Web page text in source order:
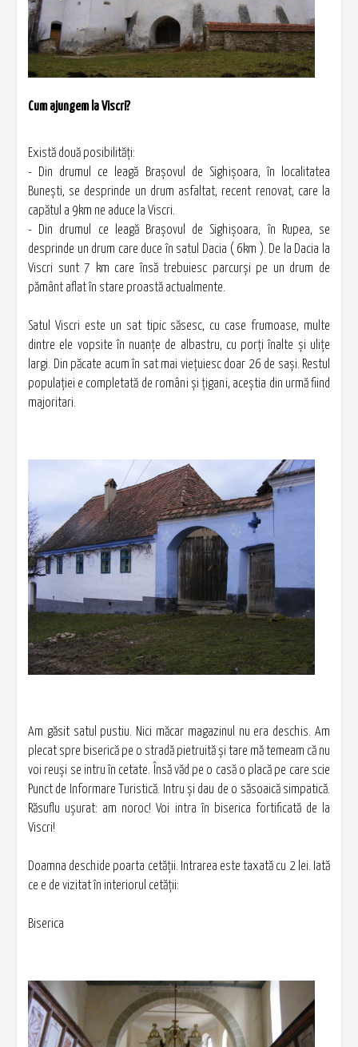
Cum ajungem la Viscri?
Există două posibilităţi:
- Din drumul ce leagă Brașovul de Sighişoara, în localitatea
Buneşti, se desprinde un drum asfaltat, recent renovat, care la
capătul a 9km ne aduce la Viscri.
- Din drumul ce leagă Brașovul de Sighişoara, în Rupea, se
desprinde un drum care duce în satul Dacia ( 6km ). De la Dacia la
Viscri sunt 7 km care însă trebuiesc parcurşi pe un drum de
pământ aflat în stare proastă actualmente.
Satul Viscri este un sat tipic săsesc, cu case frumoase, multe
dintre ele vopsite în nuanţe de albastru, cu porţi înalte şi uliţe
largi. Din păcate acum în sat mai vieţuiesc doar 26 de saşi. Restul
populaţiei e completată de români şi ţigani, aceştia din urmă fiind
majoritari.
Am găsit satul pustiu. Nici măcar magazinul nu era deschis. Am
plecat spre biserică pe o stradă pietruită şi tare mă temeam că nu
voi reuşi se intru în cetate. Însă văd pe o casă o placă pe care scie
Punct de Informare Turistică. Intru şi dau de o săsoaică simpatică.
Răsuflu uşurat: am noroc! Voi intra în biserica fortificată de la
Viscri!
Doamna deschide poarta cetăţii. Intrarea este taxată cu 2 lei. Iată
ce e de vizitat în interiorul cetăţii:
Biserica